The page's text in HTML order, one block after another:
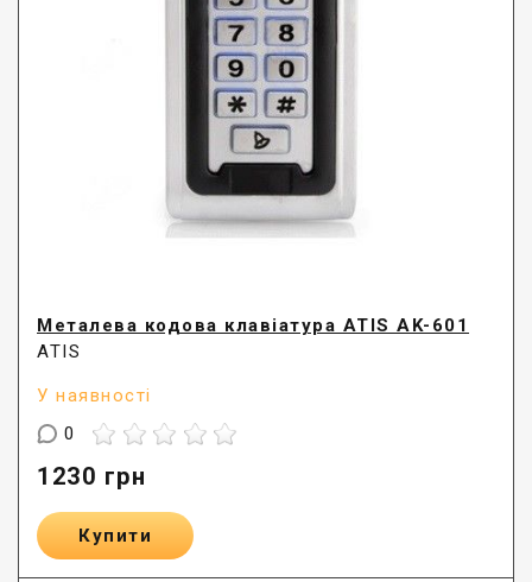
Металева кодова клавіатура ATIS AK-601
ATIS
У наявності
0
1230 грн
Купити